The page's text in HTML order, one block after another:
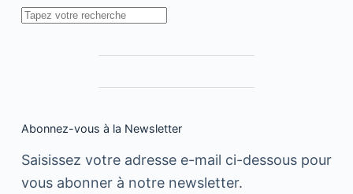
et
lancement
Rechercher
Abonnez-vous à la Newsletter
Saisissez votre adresse e-mail ci-dessous pour
vous abonner à notre newsletter.